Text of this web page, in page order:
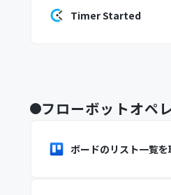
Timer Started
フローボットオペ
ボードのリスト一覧を